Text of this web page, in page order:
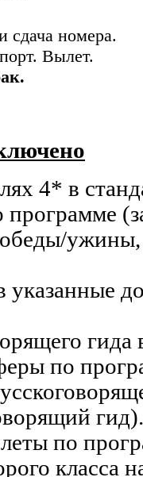
сдача номера.
Вылет.
4* в
программе
гида
по
гид).
по
класса